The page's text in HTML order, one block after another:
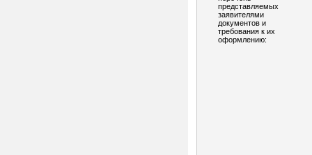
представляемых
заявителями
документов и
требования к их
оформлению: